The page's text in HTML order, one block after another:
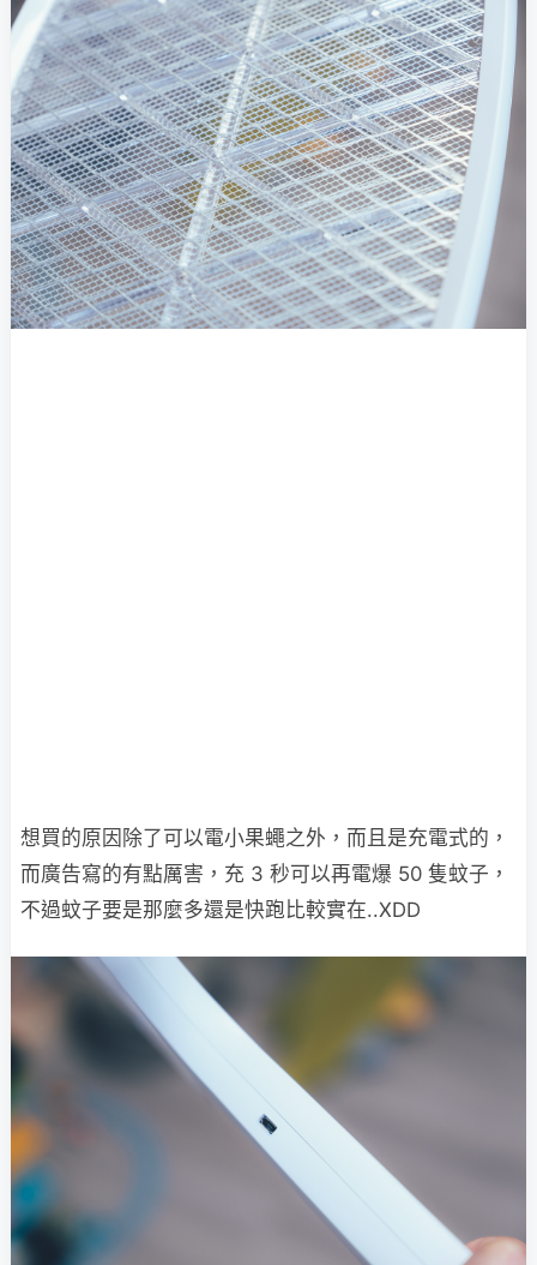
想買的原因除了可以電小果蠅之外，而且是充電式的，
而廣告寫的有點厲害，充 3 秒可以再電爆 50 隻蚊子，
不過蚊子要是那麼多還是快跑比較實在..XDD